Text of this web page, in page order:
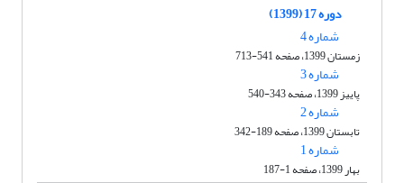
دوره 17 (1399)
شماره 4
زمستان 1399، صفحه 541-713
شماره 3
پاییز 1399، صفحه 343-540
شماره 2
تابستان 1399، صفحه 189-342
شماره 1
بهار 1399، صفحه 1-187